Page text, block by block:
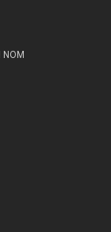
NOM